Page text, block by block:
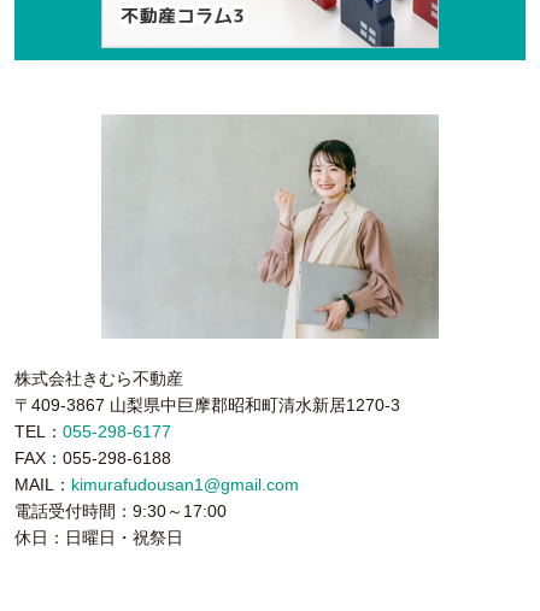
株式会社きむら不動産
〒409-3867 山梨県中巨摩郡昭和町清水新居1270-3
TEL： 055-298-6177
FAX：055-298-6188
MAIL： kimurafudousan1@gmail.com
電話受付時間：9:30～17:00
休日：日曜日・祝祭日